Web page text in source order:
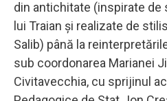
din antichitate (inspirate de
lui Traian și realizate de
Salib) până la
sub coordonarea Marianei
Civitavecchia, cu sprijinul